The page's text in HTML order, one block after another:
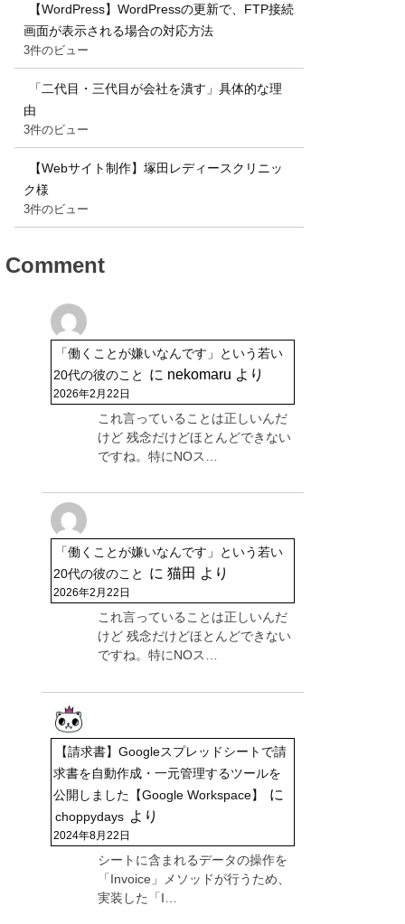
【WordPress】WordPressの更新で、FTP接続
画面が表示される場合の対応方法
3件のビュー
「二代目・三代目が会社を潰す」具体的な理
由
3件のビュー
【Webサイト制作】塚田レディースクリニッ
ク様
3件のビュー
Comment
「働くことが嫌いなんです」という若い
20代の彼のこと
に nekomaru より
2026年2月22日
これ言っていることは正しいんだ
けど 残念だけどほとんどできない
ですね。特にNOス…
「働くことが嫌いなんです」という若い
20代の彼のこと
に 猫田 より
2026年2月22日
これ言っていることは正しいんだ
けど 残念だけどほとんどできない
ですね。特にNOス…
【請求書】Googleスプレッドシートで請
求書を自動作成・一元管理するツールを
公開しました【Google Workspace】
に
choppydays より
2024年8月22日
シートに含まれるデータの操作を
「Invoice」メソッドが行うため、
実装した「I…